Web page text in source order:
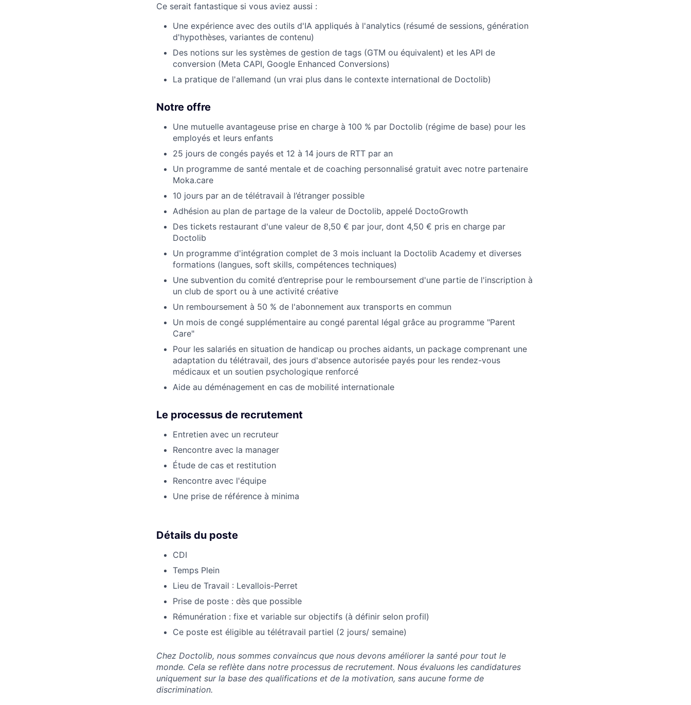
Ce serait fantastique si vous aviez aussi :
Une expérience avec des outils d'IA appliqués à l'analytics (résumé de sessions, génération
d'hypothèses, variantes de contenu)
Des notions sur les systèmes de gestion de tags (GTM ou équivalent) et les API de
conversion (Meta CAPI, Google Enhanced Conversions)
La pratique de l'allemand (un vrai plus dans le contexte international de Doctolib)
Notre offre
Une mutuelle avantageuse prise en charge à 100 % par Doctolib (régime de base) pour les
employés et leurs enfants
25 jours de congés payés et 12 à 14 jours de RTT par an
Un programme de santé mentale et de coaching personnalisé gratuit avec notre partenaire
Moka.care
10 jours par an de télétravail à l’étranger possible
Adhésion au plan de partage de la valeur de Doctolib, appelé DoctoGrowth
Des tickets restaurant d'une valeur de 8,50 € par jour, dont 4,50 € pris en charge par
Doctolib
Un programme d'intégration complet de 3 mois incluant la Doctolib Academy et diverses
formations (langues, soft skills, compétences techniques)
Une subvention du comité d’entreprise pour le remboursement d'une partie de l'inscription à
un club de sport ou à une activité créative
Un remboursement à 50 % de l'abonnement aux transports en commun
Un mois de congé supplémentaire au congé parental légal grâce au programme "Parent
Care"
Pour les salariés en situation de handicap ou proches aidants, un package comprenant une
adaptation du télétravail, des jours d'absence autorisée payés pour les rendez-vous
médicaux et un soutien psychologique renforcé
Aide au déménagement en cas de mobilité internationale
Le processus de recrutement
Entretien avec un recruteur
Rencontre avec la manager
Étude de cas et restitution
Rencontre avec l'équipe
Une prise de référence à minima
Détails du poste
CDI
Temps Plein
Lieu de Travail : Levallois-Perret
Prise de poste : dès que possible
Rémunération : fixe et variable sur objectifs (à définir selon profil)
Ce poste est éligible au télétravail partiel (2 jours/ semaine)
Chez Doctolib, nous sommes convaincus que nous devons améliorer la santé pour tout le
monde. Cela se reflète dans notre processus de recrutement. Nous évaluons les candidatures
uniquement sur la base des qualifications et de la motivation, sans aucune forme de
discrimination.